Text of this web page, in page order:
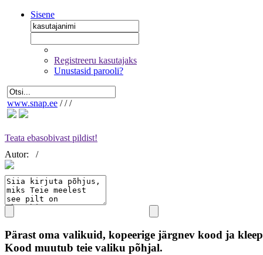
Sisene
Registreeru kasutajaks
Unustasid parooli?
www.snap.ee / / /
Teata ebasobivast pildist!
Autor:
/
Pärast oma valikuid, kopeerige järgnev kood ja
Kood muutub teie valiku põhjal.